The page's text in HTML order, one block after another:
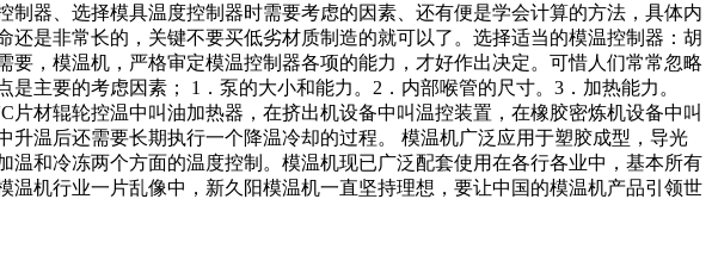
器、选择模具温度控制器时需要考虑的因素、还有便是学会计算的方法，具体内
是非常长的，关键不要买低劣材质制造的就可以了。选择适当的模温控制器：胡
，模温机，严格审定模温控制器各项的能力，才好作出决定。可惜人们常常忽略
主要的考虑因素； 1．泵的大小和能力。2．内部喉管的尺寸。3．加热能力。
材辊轮控温中叫油加热器，在挤出机设备中叫温控装置，在橡胶密炼机设备中叫
温后还需要长期执行一个降温冷却的过程。 模温机广泛应用于塑胶成型，导光
和冷冻两个方面的温度控制。模温机现已广泛配套使用在各行各业中，基本所有
机行业一片乱像中，新久阳模温机一直坚持理想，要让中国的模温机产品引领世